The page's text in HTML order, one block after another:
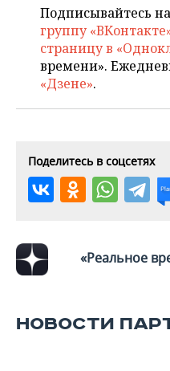
ЭНЕРГЕТИКА
ТЕЛЕКОММУНИКАЦИИ
БИЗНЕС-БРАНЧИ
ONLINE-КОНФЕРЕНЦИИ
ОТКРЫТАЯ ЛЕКЦИЯ
ФУТБОЛ
ХОККЕЙ
БАСКЕТБОЛ
КИБЕРСПОРТ
ВОДНЫЕ ВИДЫ
НОВОСТИ ОБЩЕСТВА
ВЛАСТЬ
ИНФРАСТРУКТУРА
КУЛЬТУРА
ОБРАЗОВАНИЕ
ФОТОГАЛЕРЕЯ
СЮЖЕТЫ
СПРАВОЧНИК
СПИСОК КОМПАНИЙ
Подписывайтесь на
группу
страницу в
времени».
«Дзене».
Поделитесь в соцсетях
«Реальное
НОВОСТИ